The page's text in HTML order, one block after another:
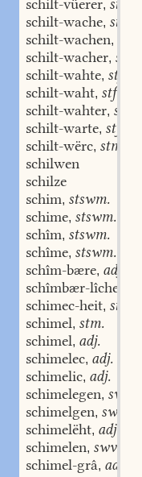
schilt-vüerer, stm.
schilt-wache, stf.
schilt-wachen,
schilt-wacher, stm.
schilt-wahte, stf.
schilt-waht, stf.
schilt-wahter, stm.
schilt-warte, stf.
schilt-wërc, stm.
schilwen
schilze
schim, stswm.
schime, stswm.
schîm, stswm.
schîme, stswm.
schîm-bære, adj.
schîmbær-lîchen
schimec-heit, stf.
schimel, stm.
schimel, adj.
schimelec, adj.
schimelic, adj.
schimelegen, swv.
schimelgen, swv.
schimelëht, adj.
schimelen, swv.
schimel-grâ, adj.